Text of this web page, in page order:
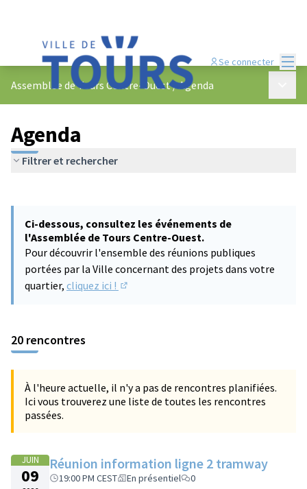
Se connecter
Assemblée de Tours Centre-Ouest/Agenda
Agenda
Filtrer et rechercher
−
Ci-dessous, consultez les événements de
l'Assemblée de Tours Centre-Ouest.
Pour découvrir l'ensemble des réunions publiques
portées par la Ville concernant des projets dans votre
quartier, cliquez ici !
20 rencontres
À l'heure actuelle, il n'y a pas de rencontres planifiées.
Ici vous trouverez une liste de toutes les rencontres
passées.
JUIN
09
Réunion information ligne 2 tramway
19:00 PM CEST En présentiel 0